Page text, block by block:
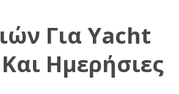
Για Yacht
Ημερήσιες